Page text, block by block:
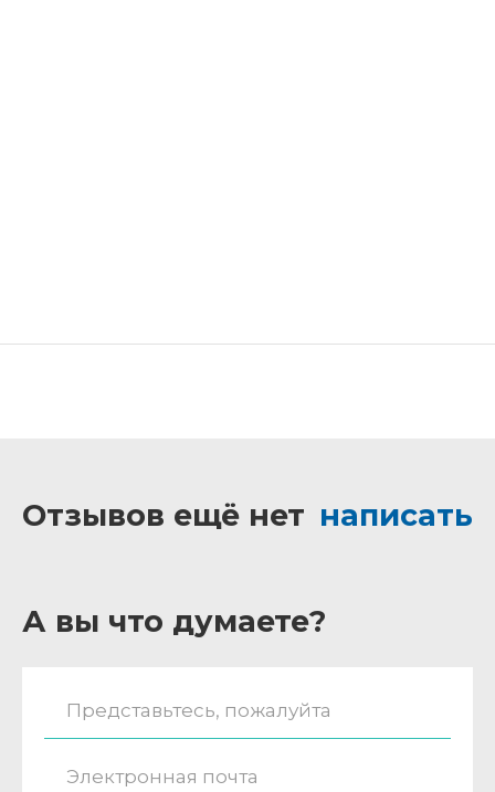
Отзывов ещё нет написать
А вы что думаете?